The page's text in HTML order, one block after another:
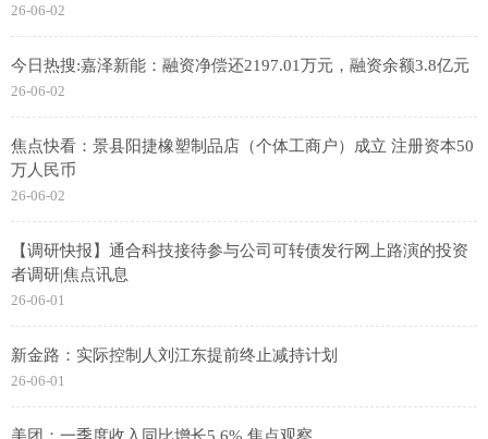
26-06-02
今日热搜:嘉泽新能：融资净偿还2197.01万元，融资余额3.8亿元
26-06-02
焦点快看：景县阳捷橡塑制品店（个体工商户）成立 注册资本50
万人民币
26-06-02
【调研快报】通合科技接待参与公司可转债发行网上路演的投资
者调研|焦点讯息
26-06-01
新金路：实际控制人刘江东提前终止减持计划
26-06-01
美团：一季度收入同比增长5.6% 焦点观察